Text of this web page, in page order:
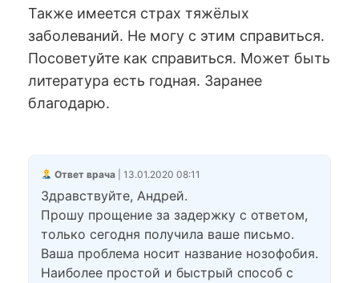
Также имеется страх тяжёлых
заболеваний. Не могу с этим справиться.
Посоветуйте как справиться. Может быть
литература есть годная. Заранее
благодарю.
Ответ врача| 13.01.2020 08:11
Здравствуйте, Андрей.
Прошу прощение за задержку с ответом,
только сегодня получила ваше письмо.
Ваша проблема носит название нозофобия.
Наиболее простой и быстрый способ с